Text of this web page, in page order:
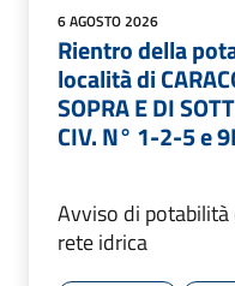
6 AGOSTO 2026
Rientro della
località di
SOPRA E DI
CIV. N° 1-2-5 e
Avviso di
rete idrica